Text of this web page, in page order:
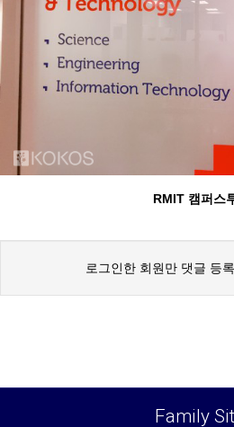
RMIT 캠퍼스
로그인한 회원만 댓글 등
Family